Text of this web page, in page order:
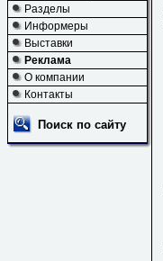
Разделы
Информеры
Выставки
Реклама
О компании
Контакты
Поиск по сайту